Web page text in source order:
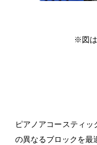
※図
ピアノアコースティ
の異なるブロックを最